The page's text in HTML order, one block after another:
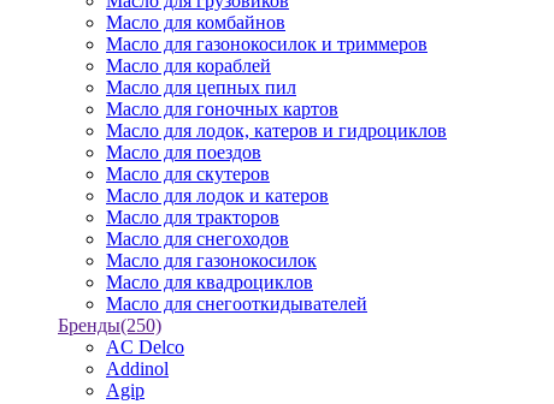
Масло для комбайнов
Масло для газонокосилок и триммеров
Масло для кораблей
Масло для цепных пил
Масло для гоночных картов
Масло для лодок, катеров и гидроциклов
Масло для поездов
Масло для скутеров
Масло для лодок и катеров
Масло для тракторов
Масло для снегоходов
Масло для газонокосилок
Масло для квадроциклов
Масло для снегооткидывателей
Бренды(250)
AC Delco
Addinol
Agip